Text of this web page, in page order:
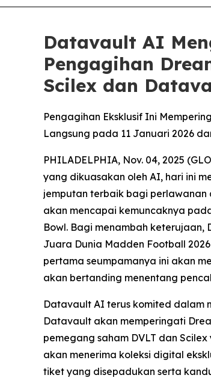
Datavault AI
Pengagihan
Scilex dan
Pengagihan Eksklusif Ini
Langsung pada 11 Januari 2026
PHILADELPHIA, Nov. 04, 2025
yang dikuasakan oleh AI, hari ini
jemputan terbaik bagi perlawanan
akan mencapai kemuncaknya
Bowl. Bagi menambah
Juara Dunia Madden Football
pertama seumpamanya ini akan
akan bertanding menentang
Datavault AI terus komited dalam
Datavault akan memperingati
pemegang saham DVLT dan
akan menerima koleksi digital
tiket yang disepadukan serta